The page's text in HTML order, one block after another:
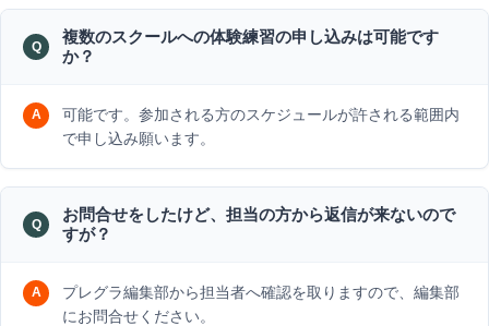
複数のスクールへの体験練習の申し込みは可能です
か？
可能です。参加される方のスケジュールが許される範囲内
で申し込み願います。
お問合せをしたけど、担当の方から返信が来ないので
すが？
プレグラ編集部から担当者へ確認を取りますので、編集部
にお問合せください。